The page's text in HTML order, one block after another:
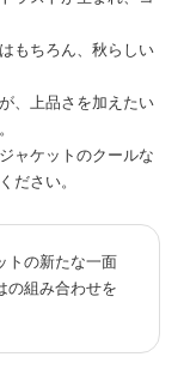
もちろん、秋らしい
、上品さを加えたい
ャケットのクールな
ださい。
トの新たな一面
の組み合わせを